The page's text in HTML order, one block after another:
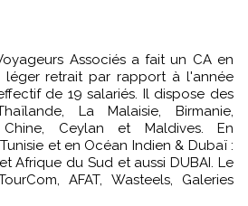
Associés a fait un CA en
léger retrait par rapport à l'année
de 19 salariés. Il dispose des
La Malaisie, Birmanie,
Chine, Ceylan et Maldives. En
et en Océan Indien & Dubaï :
Afrique du Sud et aussi DUBAI. Le
AFAT, Wasteels, Galeries